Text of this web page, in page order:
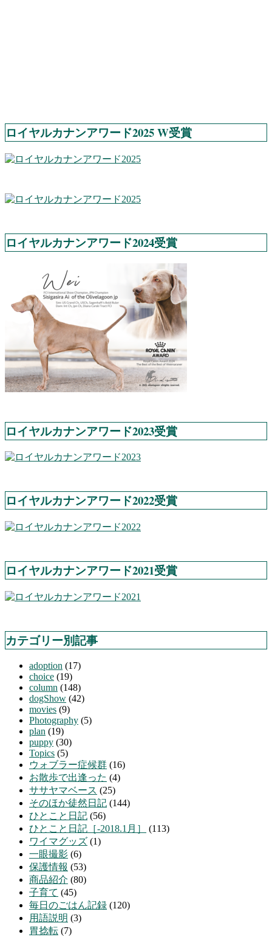
ロイヤルカナンアワード2025 W受賞
ロイヤルカナンアワード2024受賞
ロイヤルカナンアワード2023受賞
ロイヤルカナンアワード2022受賞
ロイヤルカナンアワード2021受賞
カテゴリー別記事
adoption (17)
choice (19)
column (148)
dogShow (42)
movies (9)
Photography (5)
plan (19)
puppy (30)
Topics (5)
ウォブラー症候群 (16)
お散歩で出逢った (4)
ササヤマベース (25)
そのほか徒然日記 (144)
ひとこと日記 (56)
ひとこと日記［-2018.1月］
(113)
ワイマグッズ (1)
一眼撮影 (6)
保護情報 (53)
商品紹介 (80)
子育て (45)
毎日のごはん記録 (120)
用語説明 (3)
胃捻転 (7)